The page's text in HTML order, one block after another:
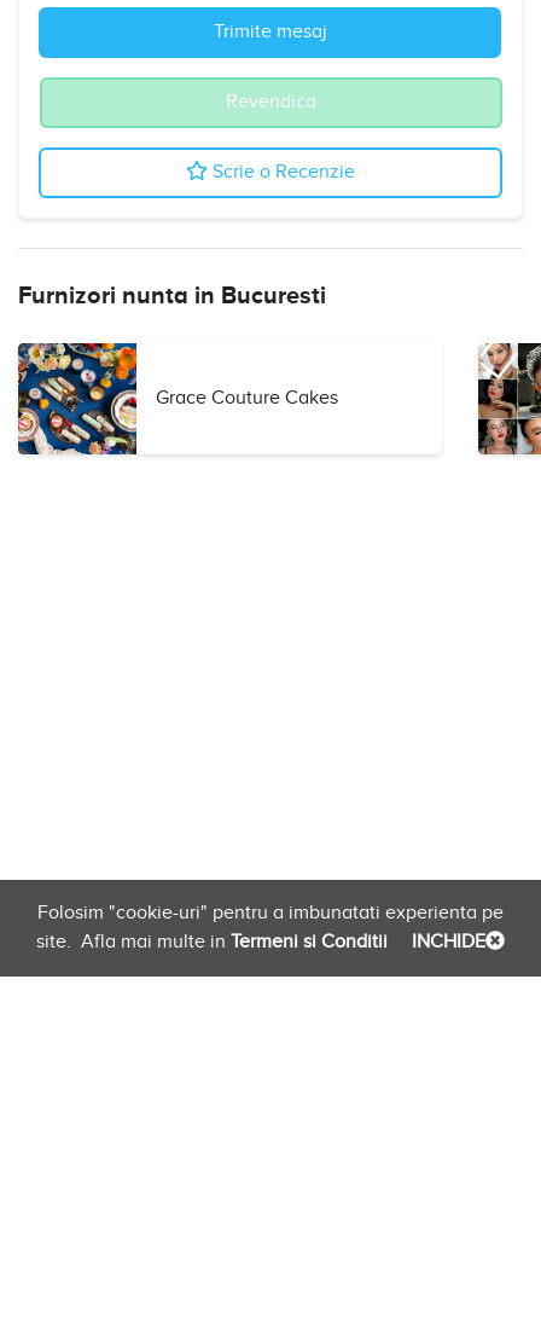
Trimite mesaj
Revendica
Scrie o Recenzie
Furnizori nunta in Bucuresti
Grace Couture Cakes
Folosim "cookie-uri" pentru a imbunatati experienta pe
site. Afla mai multe in Termeni si Conditii INCHIDE